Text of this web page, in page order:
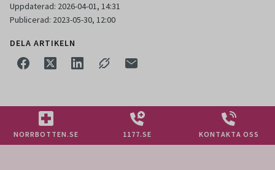
Uppdaterad: 2026-04-01, 14:31
Publicerad: 2023-05-30, 12:00
DELA ARTIKELN
NORRBOTTEN.SE 1177.SE KONTAKTA OSS